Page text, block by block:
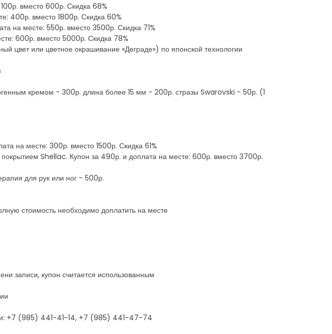
вместо 600р. Скидка 68%
400р. вместо 1800р. Скидка 60%
на месте: 550р. вместо 3500р. Скидка 71%
600р. вместо 5000р. Скидка 78%
цвет или цветное окрашивание «Деграде») по японской технологии
кремом - 300р. длина более 15 мм - 200р. стразы Swarovski - 50р. (1
на месте: 300р. вместо 1500р. Скидка 61%
Shellac. Купон за 490р. и доплата на месте: 600р. вместо 3700р.
для рук или ног - 500р.
стоимость необходимо доплатить на месте
записи, купон считается использованным
+7 (985) 441-41-14, +7 (985) 441-47-74